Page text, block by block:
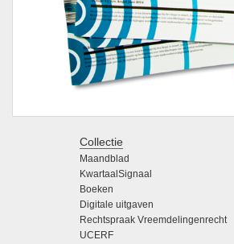
Collectie
Maandblad
KwartaalSignaal
Boeken
Digitale uitgaven
Rechtspraak Vreemdelingenrecht
UCERF